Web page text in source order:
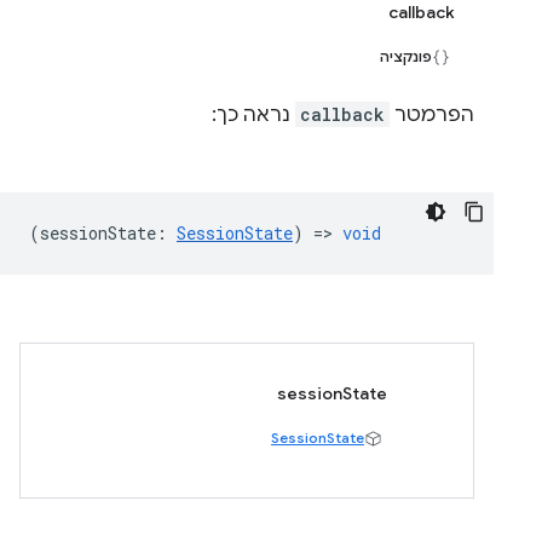
callback
פונקציה
הפרמטר callback נראה כך:
(sessionState : SessionState) => void
sessionState
SessionState